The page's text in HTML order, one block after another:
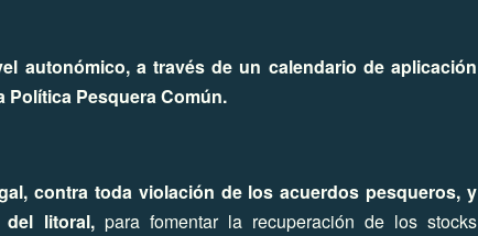
autonómico, a través de un calendario de aplicación
Pesquera Común.
contra toda violación de los acuerdos pesqueros, y
del litoral,para fomentar la recuperación de los stocks